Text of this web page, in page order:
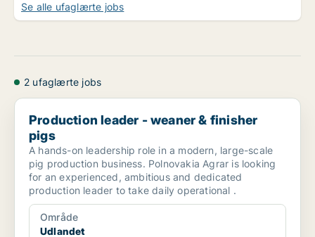
Se alle ufaglærte jobs
2 ufaglærte jobs
Production leader - weaner & finisher pigs
Production leader - weaner & finisher
pigs
A hands-on leadership role in a modern, large-scale
pig production business. Polnovakia Agrar is looking
for an experienced, ambitious and dedicated
production leader to take daily operational .
Område
Udlandet